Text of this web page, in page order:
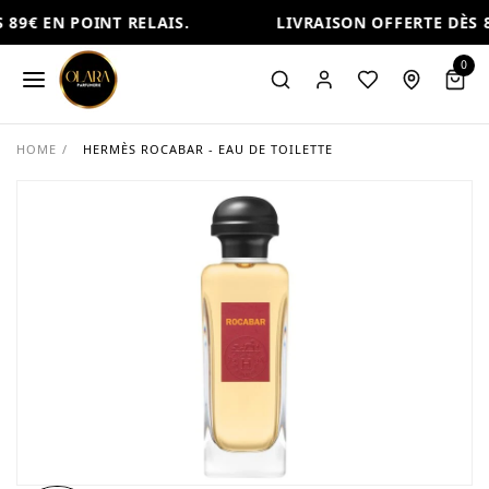
EN POINT RELAIS. LIVRAISON OFFERTE DÈS
0
HOME / HERMÈS ROCABAR - EAU DE TOILETTE